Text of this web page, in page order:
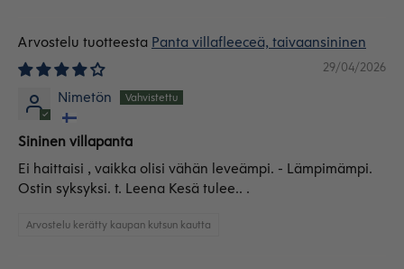
Panta villafleeceä, taivaansininen
29/04/2026
Nimetön
Sininen villapanta
Ei haittaisi , vaikka olisi vähän leveämpi. - Lämpimämpi.
Ostin syksyksi. t. Leena Kesä tulee.. .
Arvostelu kerätty kaupan kutsun kautta